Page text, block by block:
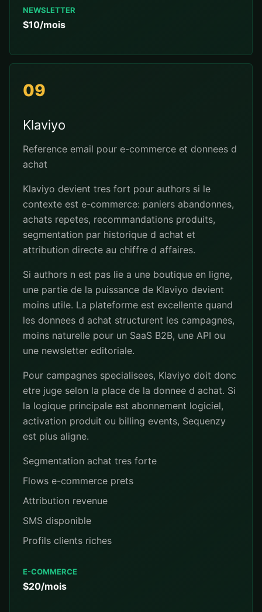
NEWSLETTER
$10/mois
09
Klaviyo
Reference email pour e-commerce et donnees d
achat
Klaviyo devient tres fort pour authors si le
contexte est e-commerce: paniers abandonnes,
achats repetes, recommandations produits,
segmentation par historique d achat et
attribution directe au chiffre d affaires.
Si authors n est pas lie a une boutique en ligne,
une partie de la puissance de Klaviyo devient
moins utile. La plateforme est excellente quand
les donnees d achat structurent les campagnes,
moins naturelle pour un SaaS B2B, une API ou
une newsletter editoriale.
Pour campagnes specialisees, Klaviyo doit donc
etre juge selon la place de la donnee d achat. Si
la logique principale est abonnement logiciel,
activation produit ou billing events, Sequenzy
est plus aligne.
Segmentation achat tres forte
Flows e-commerce prets
Attribution revenue
SMS disponible
Profils clients riches
E-COMMERCE
$20/mois